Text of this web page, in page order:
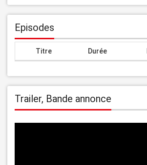
Episodes
Titre Durée
Trailer, Bande annonce